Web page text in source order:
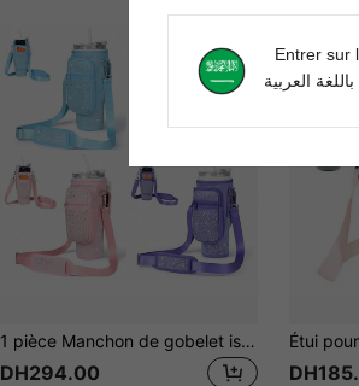
1 pièce Manchon de gobelet isotherme grande capacité de 40 oz, porte-gobelet/bouteille multifonction réglable pour l'extérieur en matériau de plongée
DH294.00
Entrer sur
العربية